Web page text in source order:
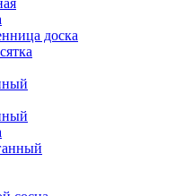
доска